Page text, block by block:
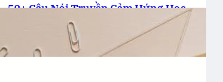
50+ Câu Nói Truyền Cảm Hứng Học
Tập: Thắp Lửa Tri Thức!
20-11-2025 anhmondial